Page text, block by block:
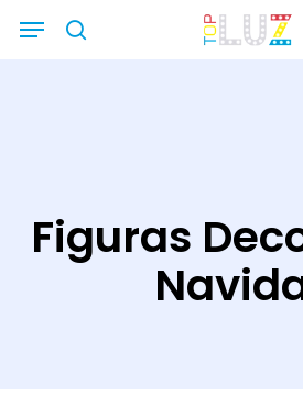
Menu
Figuras